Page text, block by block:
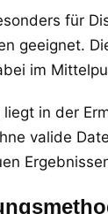
für
geeignet.
im
in der
valide